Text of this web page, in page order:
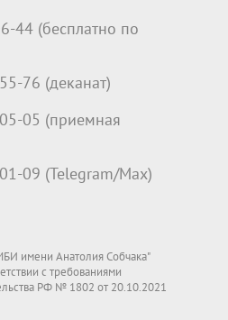
44 (бесплатно по
76 (деканат)
05 (приемная
09 (Telegram/Max)
имени Анатолия Собчака"
с требованиями
РФ № 1802 от 20.10.2021